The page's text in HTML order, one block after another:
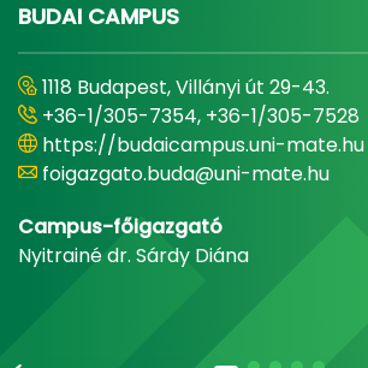
BUDAI CAMPUS
1118 Budapest, Villányi út 29-43.
+36-1/305-7354, +36-1/305-7528
https://budaicampus.uni-mate.hu
foigazgato.buda@uni-mate.hu
Campus-főigazgató
Nyitrainé dr. Sárdy Diána